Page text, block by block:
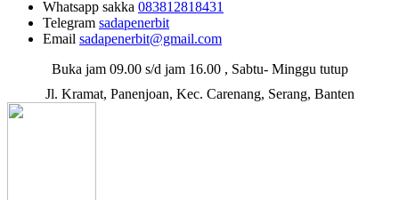
Whatsapp sakka 083812818431
Telegram sadapenerbit
Email sadapenerbit@gmail.com
Buka jam 09.00 s/d jam 16.00 , Sabtu- Minggu tutup
Jl. Kramat, Panenjoan, Kec. Carenang, Serang, Banten